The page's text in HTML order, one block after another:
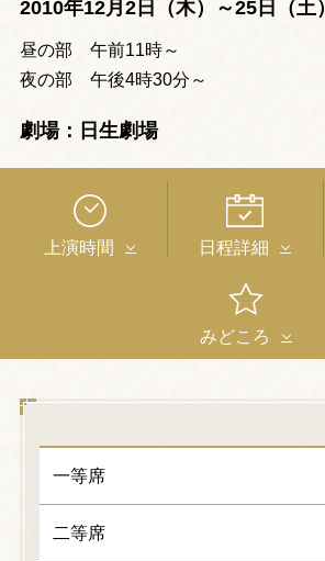
2010年12月2日（木）～25日（土）
昼の部 午前11時～
夜の部 午後4時30分～
劇場：日生劇場
上演時間 日程詳細
みどころ
一等席
二等席